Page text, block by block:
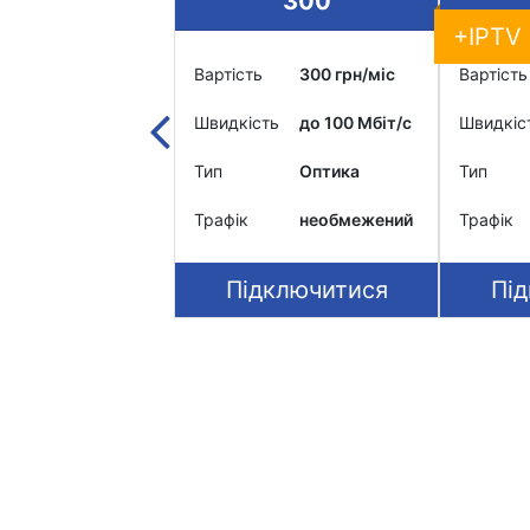
Вартість 300 грн/міс
Швидкість до 100 Мбіт/c
Тип Оптика
Трафік необмежений
Підключитися
+IPTV
Вартість
Тип
Трафік